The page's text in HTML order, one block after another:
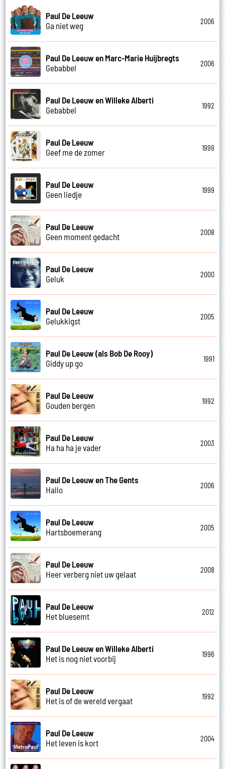
Paul De Leeuw
Ga niet weg
2006
Paul De Leeuw en Marc-Marie Huijbregts
Gebabbel
2006
Paul De Leeuw en Willeke Alberti
Gebabbel
1992
Paul De Leeuw
Geef me de zomer
1999
Paul De Leeuw
Geen liedje
1999
Paul De Leeuw
Geen moment gedacht
2008
Paul De Leeuw
Geluk
2000
Paul De Leeuw
Gelukkigst
2005
Paul De Leeuw (als Bob De Rooy)
Giddy up go
1991
Paul De Leeuw
Gouden bergen
1992
Paul De Leeuw
Ha ha ha je vader
2003
Paul De Leeuw en The Gents
Hallo
2006
Paul De Leeuw
Hartsboemerang
2005
Paul De Leeuw
Heer verberg niet uw gelaat
2008
Paul De Leeuw
Het bluesemt
2012
Paul De Leeuw en Willeke Alberti
Het is nog niet voorbij
1996
Paul De Leeuw
Het is of de wereld vergaat
1992
Paul De Leeuw
Het leven is kort
2004